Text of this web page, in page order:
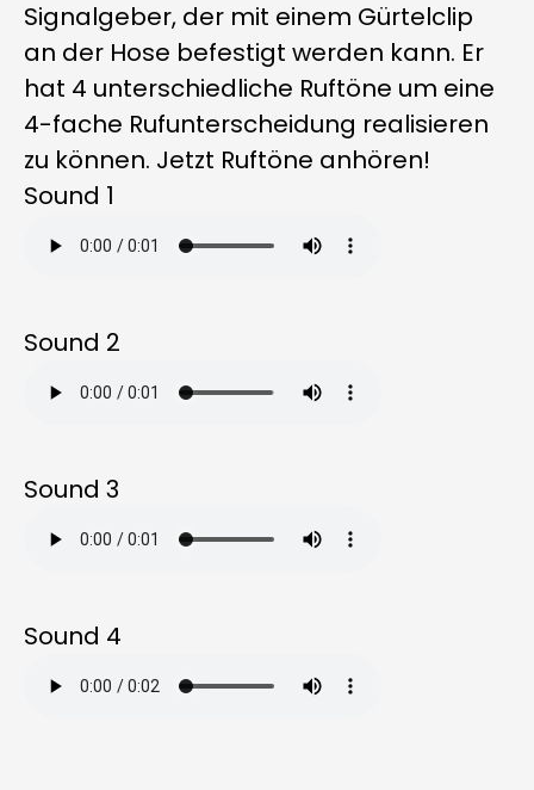
Signalgeber, der mit einem Gürtelclip
an der Hose befestigt werden kann. Er
hat 4 unterschiedliche Ruftöne um eine
4-fache Rufunterscheidung realisieren
zu können. Jetzt Ruftöne anhören!
Sound 1
Sound 2
Sound 3
Sound 4